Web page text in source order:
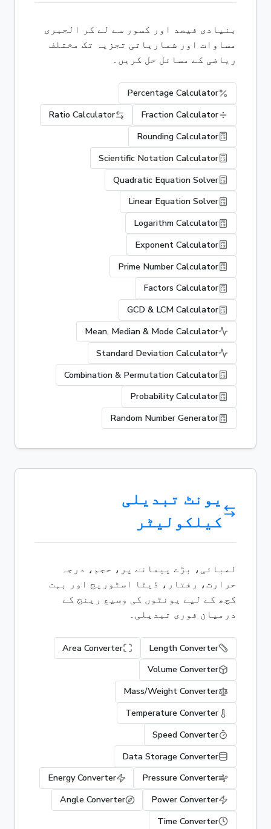
بنیادی فیصد اور کسور سے لے کر الجبری
مساوات اور شماریاتی تجزیہ تک مختلف
ریاضی کے مسائل حل کریں۔
Percentage Calculator
Fraction Calculator
Ratio Calculator
Rounding Calculator
Scientific Notation Calculator
Quadratic Equation Solver
Linear Equation Solver
Logarithm Calculator
Exponent Calculator
Prime Number Calculator
Factors Calculator
GCD & LCM Calculator
Mean, Median & Mode Calculator
Standard Deviation Calculator
Combination & Permutation Calculator
Probability Calculator
Random Number Generator
یونٹ تبدیلی
کیلکولیٹر
لمبائی، بڑے پیمانے پر، حجم، درجہ
حرارت، رفتار، ڈیٹا اسٹوریج اور بہت
کچھ کے لیے یونٹوں کی وسیع رینج کے
درمیان فوری تبدیلی۔
Length Converter
Area Converter
Volume Converter
Mass/Weight Converter
Temperature Converter
Speed Converter
Data Storage Converter
Pressure Converter
Energy Converter
Power Converter
Angle Converter
Time Converter